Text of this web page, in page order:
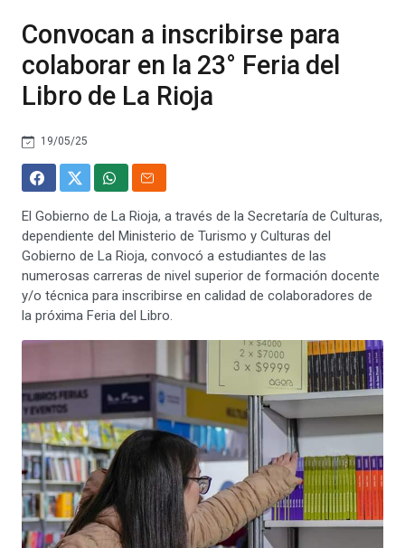
Convocan a inscribirse para
colaborar en la 23° Feria del
Libro de La Rioja
19/05/25
El Gobierno de La Rioja, a través de la Secretaría de Culturas,
dependiente del Ministerio de Turismo y Culturas del
Gobierno de La Rioja, convocó a estudiantes de las
numerosas carreras de nivel superior de formación docente
y/o técnica para inscribirse en calidad de colaboradores de
la próxima Feria del Libro.